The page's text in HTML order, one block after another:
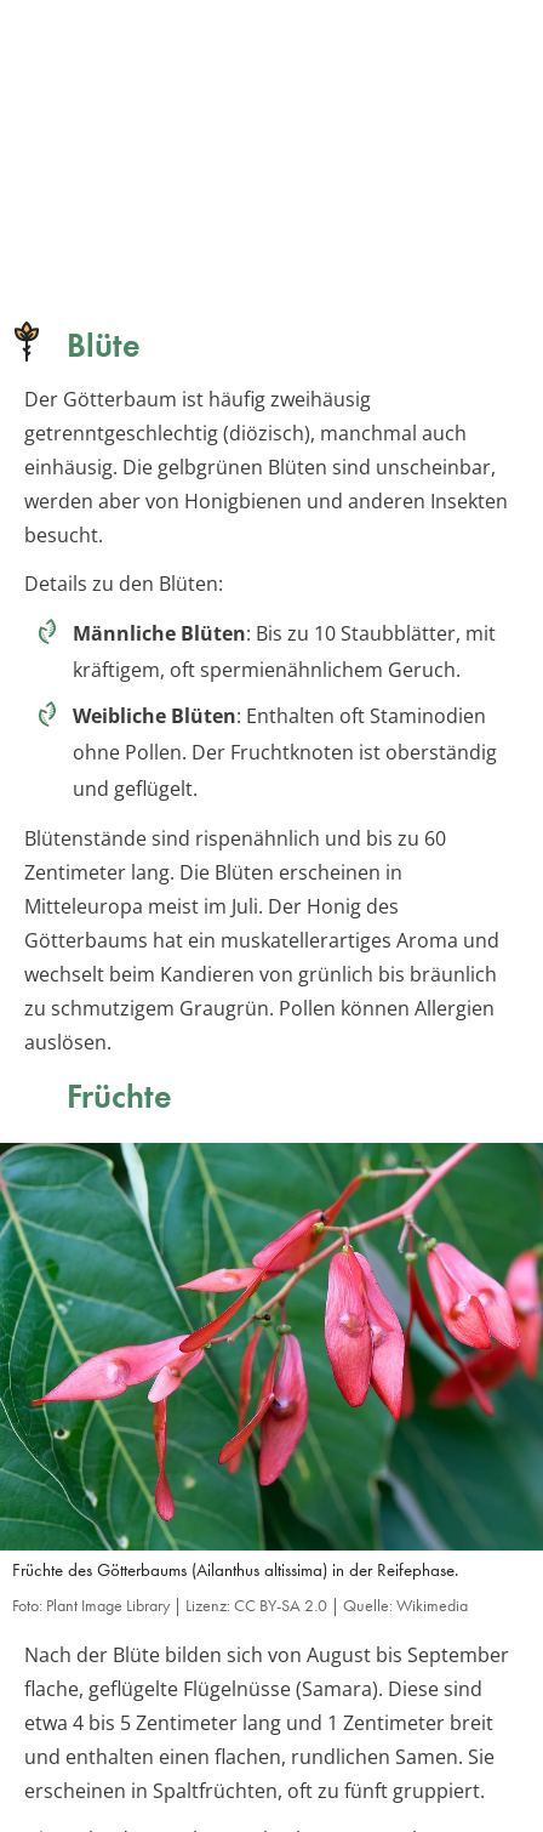
Blüte
Der Götterbaum ist häufig zweihäusig
getrenntgeschlechtig (diözisch), manchmal auch
einhäusig. Die gelbgrünen Blüten sind unscheinbar,
werden aber von Honigbienen und anderen Insekten
besucht.
Details zu den Blüten:
Männliche Blüten: Bis zu 10 Staubblätter, mit
kräftigem, oft spermienähnlichem Geruch.
Weibliche Blüten: Enthalten oft Staminodien
ohne Pollen. Der Fruchtknoten ist oberständig
und geflügelt.
Blütenstände sind rispenähnlich und bis zu 60
Zentimeter lang. Die Blüten erscheinen in
Mitteleuropa meist im Juli. Der Honig des
Götterbaums hat ein muskatellerartiges Aroma und
wechselt beim Kandieren von grünlich bis bräunlich
zu schmutzigem Graugrün. Pollen können Allergien
auslösen.
Früchte
Früchte des Götterbaums (Ailanthus altissima) in der Reifephase.
Foto: Plant Image Library | Lizenz: CC BY-SA 2.0 | Quelle: Wikimedia
Nach der Blüte bilden sich von August bis September
flache, geflügelte Flügelnüsse (Samara). Diese sind
etwa 4 bis 5 Zentimeter lang und 1 Zentimeter breit
und enthalten einen flachen, rundlichen Samen. Sie
erscheinen in Spaltfrüchten, oft zu fünft gruppiert.